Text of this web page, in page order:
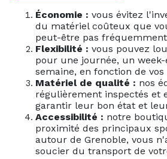
Économie : vous évitez
du matériel coûteux que
peut-être pas
Flexibilité : vous pouvez
pour une journée, un
semaine, en fonction de vos
Matériel de qualité : nos
régulièrement inspectés et
garantir leur bon état et
Accessibilité : notre
proximité des principaux
autour de Grenoble, vous
soucier du transport de